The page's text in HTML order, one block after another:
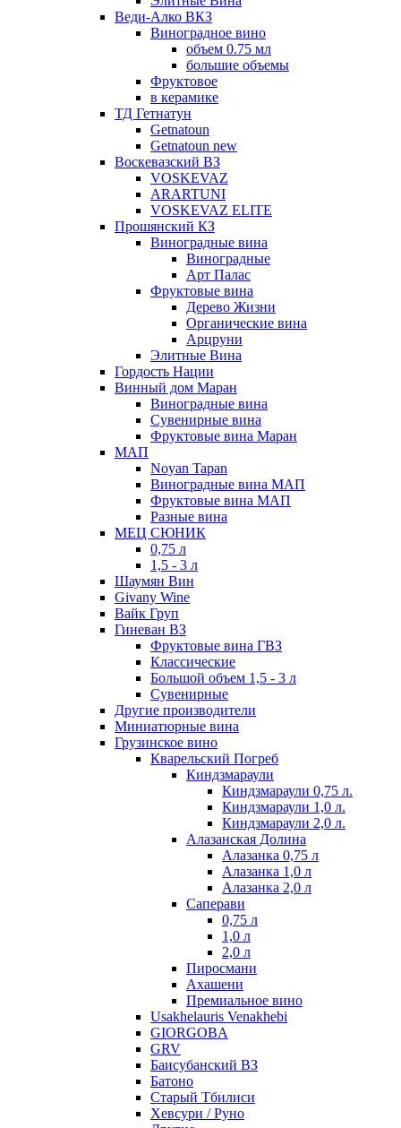
Веди-Алко ВКЗ
Виноградное вино
объем 0.75 мл
большие объемы
Фруктовое
в керамике
ТД Гетнатун
Getnatoun
Getnatoun new
Воскевазский ВЗ
VOSKEVAZ
ARARTUNI
VOSKEVAZ ELITE
Прошянский КЗ
Виноградные вина
Виноградные
Арт Палас
Фруктовые вина
Дерево Жизни
Органические вина
Арцруни
Элитные Вина
Гордость Нации
Винный дом Маран
Виноградные вина
Сувенирные вина
Фруктовые вина Маран
МАП
Noyan Tapan
Виноградные вина МАП
Фруктовые вина МАП
Разные вина
МЕЦ СЮНИК
0,75 л
1,5 - 3 л
Шаумян Вин
Givany Wine
Вайк Груп
Гиневан ВЗ
Фруктовые вина ГВЗ
Классические
Большой объем 1,5 - 3 л
Сувенирные
Другие производители
Миниатюрные вина
Грузинское вино
Кварельский Погреб
Киндзмараули
Киндзмараули 0,75 л.
Киндзмараули 1,0 л.
Киндзмараули 2,0 л.
Алазанская Долина
Алазанка 0,75 л
Алазанка 1,0 л
Алазанка 2,0 л
Саперави
0,75 л
1,0 л
2,0 л
Пиросмани
Ахашени
Премиальное вино
Usakhelauris Venakhebi
GIORGOBA
GRV
Баисубанский ВЗ
Батоно
Старый Тбилиси
Хевсури / Руно